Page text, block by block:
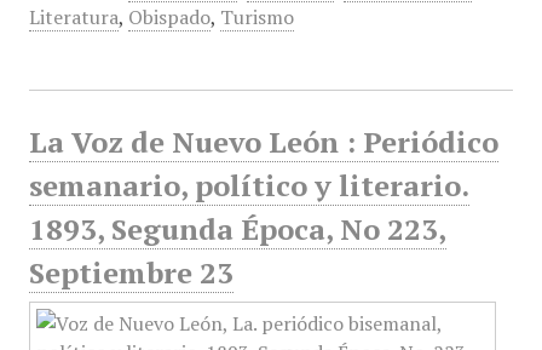
Literatura, Obispado, Turismo
La Voz de Nuevo León : Periódico
semanario, político y literario.
1893, Segunda Época, No 223,
Septiembre 23